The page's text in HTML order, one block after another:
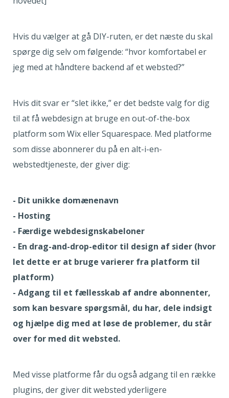
Hvis du vælger at gå DIY-ruten, er det næste du skal
spørge dig selv om følgende: “hvor komfortabel er
jeg med at håndtere backend af et websted?”
Hvis dit svar er “slet ikke,” er det bedste valg for dig
til at få webdesign at bruge en out-of-the-box
platform som Wix eller Squarespace. Med platforme
som disse abonnerer du på en alt-i-en-
webstedtjeneste, der giver dig:
- Dit unikke domænenavn
- Hosting
- Færdige webdesignskabeloner
- En drag-and-drop-editor til design af sider (hvor
let dette er at bruge varierer fra platform til
platform)
- Adgang til et fællesskab af andre abonnenter,
som kan besvare spørgsmål, du har, dele indsigt
og hjælpe dig med at løse de problemer, du står
over for med dit websted.
Med visse platforme får du også adgang til en række
plugins, der giver dit websted yderligere